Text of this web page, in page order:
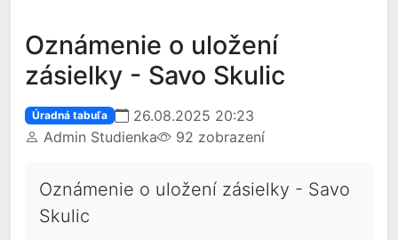
Oznámenie o uložení
zásielky - Savo Skulic
Úradná tabuľa
26.08.2025 20:23
Admin Studienka
92 zobrazení
Oznámenie o uložení zásielky - Savo
Skulic